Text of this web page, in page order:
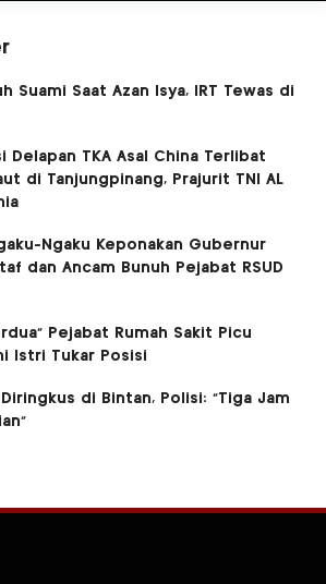
Suami Saat Azan Isya, IRT Tewas di
Delapan TKA Asal China Terlibat
di Tanjungpinang, Prajurit TNI AL
Ngaku Keponakan Gubernur
dan Ancam Bunuh Pejabat RSUD
Pejabat Rumah Sakit Picu
Istri Tukar Posisi
di Bintan, Polisi: “Tiga Jam